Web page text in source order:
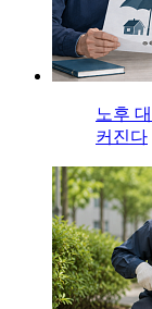
노후
커진다